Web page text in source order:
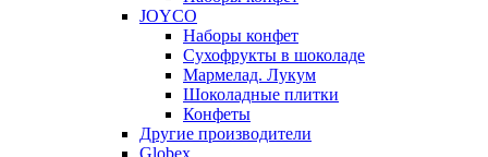
JOYCO
Наборы конфет
Сухофрукты в шоколаде
Мармелад. Лукум
Шоколадные плитки
Конфеты
Другие производители
Globex